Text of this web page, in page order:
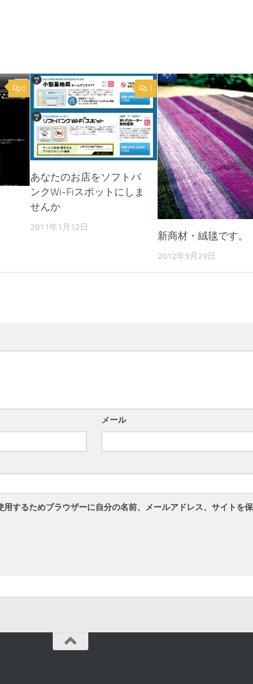
0 1
あなたのお店をソフトバ
ンクWi-Fiスポットにしま
せんか
2011年1月12日
新商材・絨毯です。
2012年9月29日
メール
用するためブラウザーに自分の名前、メールアドレス、サイトを